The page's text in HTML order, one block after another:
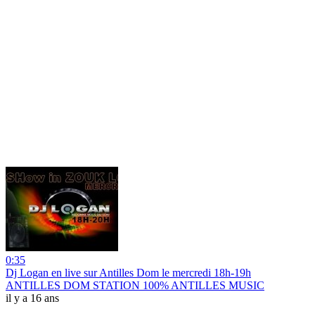
0:35
Dj Logan en live sur Antilles Dom le mercredi 18h-19h
ANTILLES DOM STATION 100% ANTILLES MUSIC
il y a 16 ans